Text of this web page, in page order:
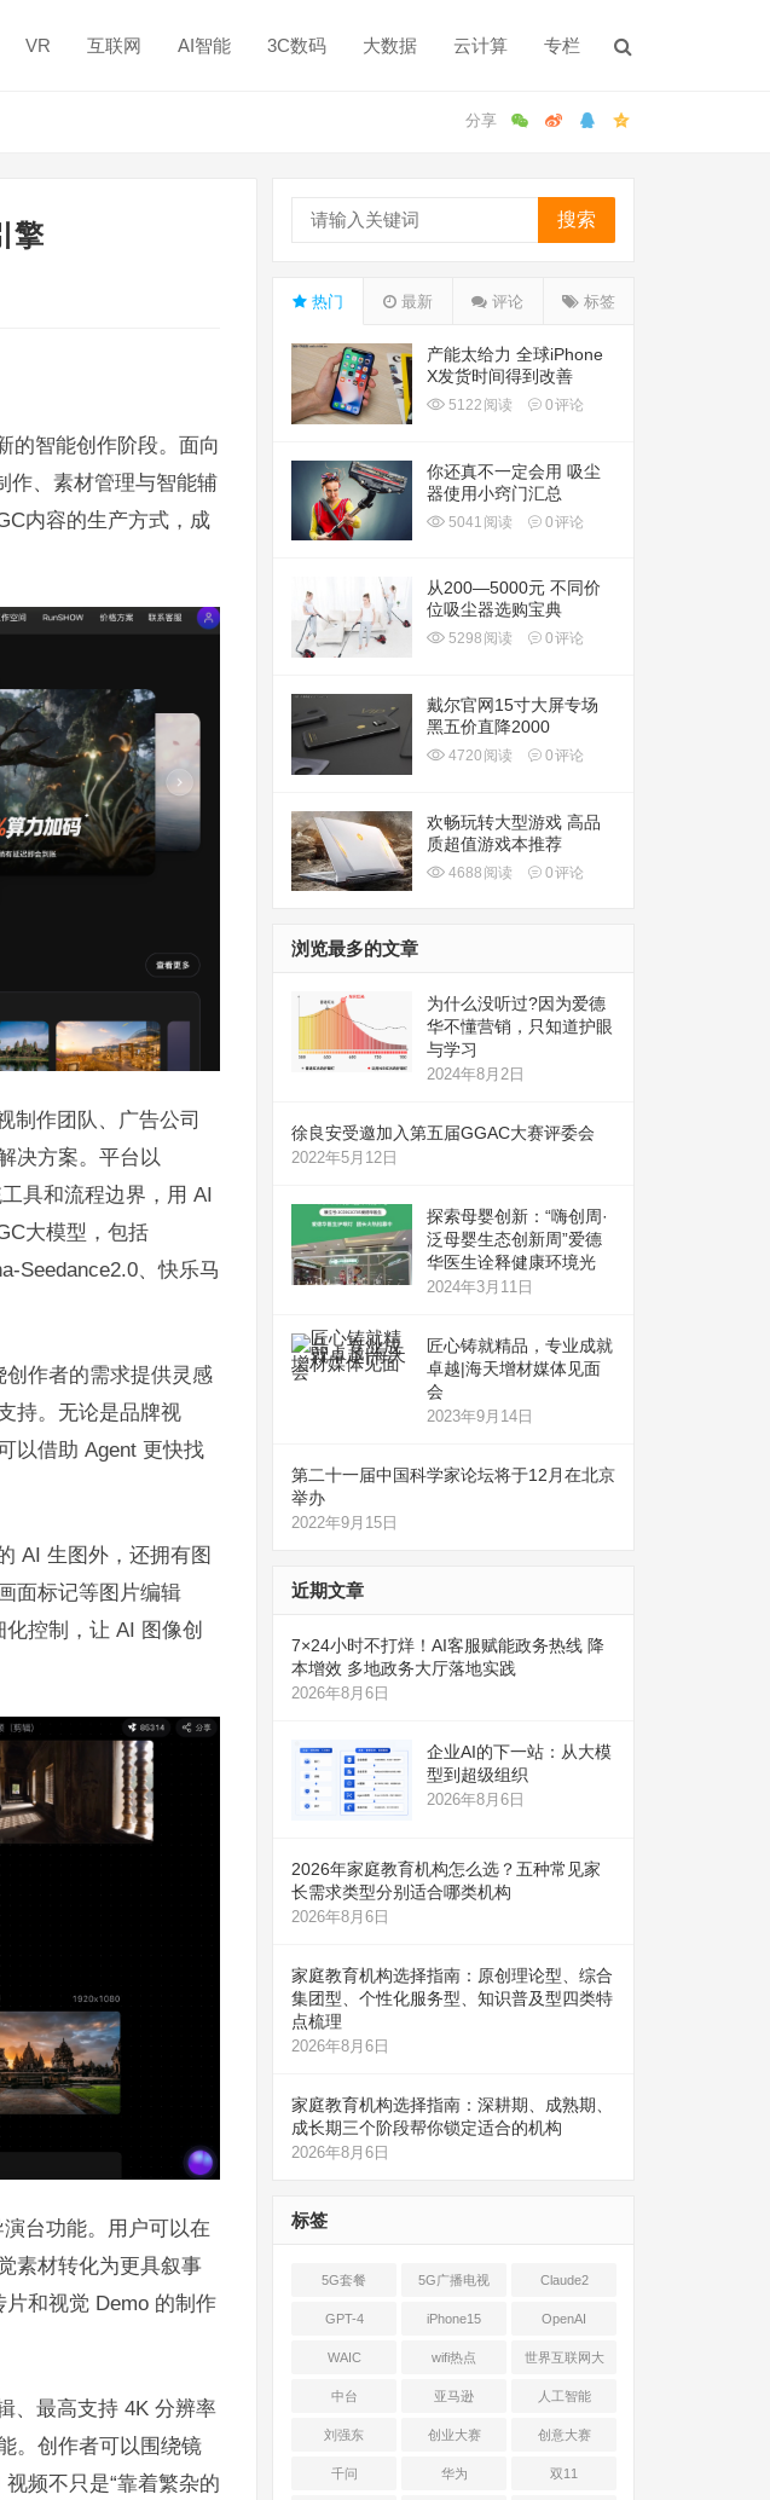
VR 互联网 AI智能 3C数码 大数据 云计算 专栏
擎
的智能创作阶段。面向
作、素材管理与智能辅
内容的生产方式，成
制作团队、广告公司
决方案。平台以
具和流程边界，用 AI
大模型，包括
Seedance2.0、快乐马
作者的需求提供灵感
持。无论是品牌视
以借助 Agent 更快找
AI 生图外，还拥有图
面标记等图片编辑
控制，让 AI 图像创
台功能。用户可以在
素材转化为更具叙事
和视觉 Demo 的制作
、最高支持 4K 分辨率
。创作者可以围绕镜
频不只是“靠着繁杂的
搜索
热门 最新 评论 标签
产能太给力 全球iPhone
X发货时间得到改善
5122 阅读 0评论
你还真不一定会用 吸尘
器使用小窍门汇总
5041 阅读 0评论
从200—5000元 不同价
位吸尘器选购宝典
5298 阅读 0评论
戴尔官网15寸大屏专场
黑五价直降2000
4720 阅读 0评论
欢畅玩转大型游戏 高品
质超值游戏本推荐
4688 阅读 0评论
浏览最多的文章
为什么没听过?因为爱德
华不懂营销，只知道护眼
与学习
2024年8月2日
徐良安受邀加入第五届GGAC大赛评委会
2022年5月12日
探索母婴创新：“嗨创周·
泛母婴生态创新周”爱德
华医生诠释健康环境光
2024年3月11日
匠心铸就精品，专业成就
卓越|海天增材媒体见面
会
2023年9月14日
第二十一届中国科学家论坛将于12月在北京
举办
2022年9月15日
近期文章
7×24小时不打烊！AI客服赋能政务热线 降
本增效 多地政务大厅落地实践
2026年8月6日
企业AI的下一站：从大模
型到超级组织
2026年8月6日
2026年家庭教育机构怎么选？五种常见家
长需求类型分别适合哪类机构
2026年8月6日
家庭教育机构选择指南：原创理论型、综合
集团型、个性化服务型、知识普及型四类特
点梳理
2026年8月6日
家庭教育机构选择指南：深耕期、成熟期、
成长期三个阶段帮你锁定适合的机构
2026年8月6日
标签
5G套餐 5G广播电视 Claude2
GPT-4 iPhone15 OpenAI
WAIC wifi热点 世界互联网大
会
中台 亚马逊 人工智能
刘强东 创业大赛 创意大赛
千问 华为 双11